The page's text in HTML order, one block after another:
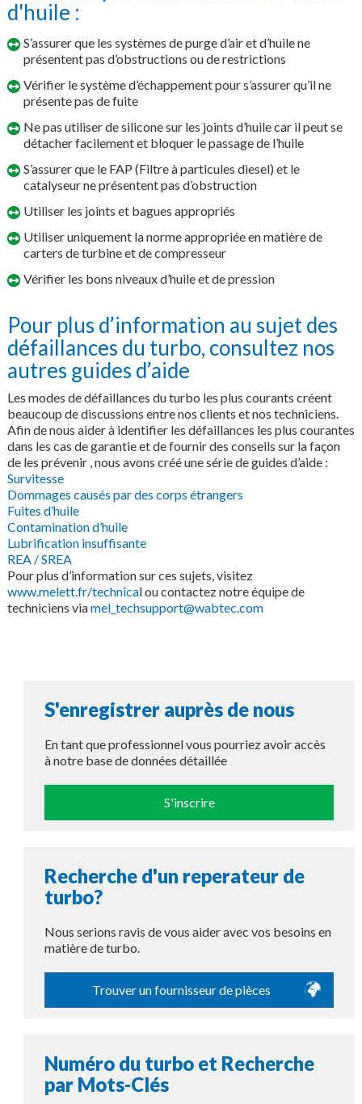
d'huile :
S’assurer que les systèmes de purge d’air et d’huile ne
présentent pas d’obstructions ou de restrictions
Vérifier le système d’échappement pour s’assurer qu’il ne
présente pas de fuite
Ne pas utiliser de silicone sur les joints d’huile car il peut se
détacher facilement et bloquer le passage de l’huile
S’assurer que le FAP (Filtre à particules diesel) et le
catalyseur ne présentent pas d’obstruction
Utiliser les joints et bagues appropriés
Utiliser uniquement la norme appropriée en matière de
carters de turbine et de compresseur
Vérifier les bons niveaux d’huile et de pression
Pour plus d’information au sujet des
défaillances du turbo, consultez nos
autres guides d’aide
Les modes de défaillances du turbo les plus courants créent
beaucoup de discussions entre nos clients et nos techniciens.
Afin de nous aider à identifier les défaillances les plus courantes
dans les cas de garantie et de fournir des conseils sur la façon
de les prévenir , nous avons créé une série de guides d’aide :
Survitesse
Dommages causés par des corps étrangers
Fuites d’huile
Contamination d’huile
Lubrification insuffisante
REA / SREA
Pour plus d’information sur ces sujets, visitez
www.melett.fr/technical ou contactez notre équipe de
techniciens viamel_techsupport@wabtec.com
S'enregistrer auprès de nous
En tant que professionnel vous pourriez avoir accès
à notre base de données détaillée
S'inscrire
Recherche d'un reperateur de
turbo?
Nous serions ravis de vous aider avec vos besoins en
matière de turbo.
Trouver un fournisseur de pièces
Numéro du turbo et Recherche
par Mots-Clés